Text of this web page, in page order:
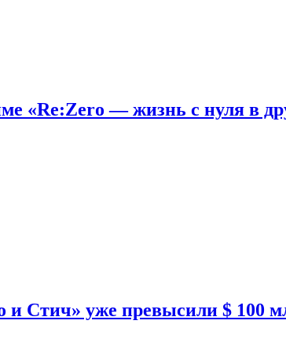
«Re:Zero — жизнь с нуля в
Стич» уже превысили $ 100